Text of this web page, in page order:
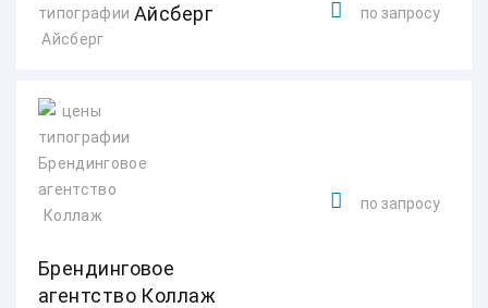
Айсберг по запросу
Брендинговое
агентство Коллаж
по запросу